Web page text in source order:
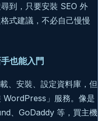
到，只要安裝 SEO 外
式建議，不必自己慢慢
也能入門
、安裝、設定資料庫，但
WordPress」服務。像是
、GoDaddy 等，買主機